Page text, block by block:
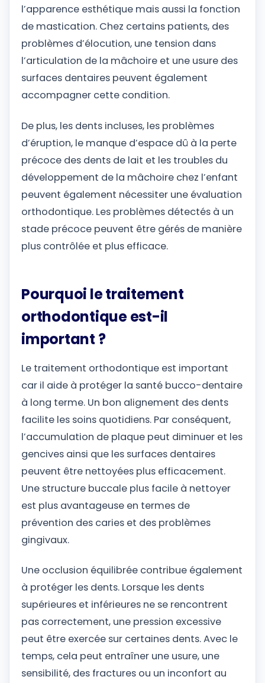
l’apparence esthétique mais aussi la fonction
de mastication. Chez certains patients, des
problèmes d’élocution, une tension dans
l’articulation de la mâchoire et une usure des
surfaces dentaires peuvent également
accompagner cette condition.
De plus, les dents incluses, les problèmes
d’éruption, le manque d’espace dû à la perte
précoce des dents de lait et les troubles du
développement de la mâchoire chez l’enfant
peuvent également nécessiter une évaluation
orthodontique. Les problèmes détectés à un
stade précoce peuvent être gérés de manière
plus contrôlée et plus efficace.
Pourquoi le traitement
orthodontique est-il
important ?
Le traitement orthodontique est important
car il aide à protéger la santé bucco-dentaire
à long terme. Un bon alignement des dents
facilite les soins quotidiens. Par conséquent,
l’accumulation de plaque peut diminuer et les
gencives ainsi que les surfaces dentaires
peuvent être nettoyées plus efficacement.
Une structure buccale plus facile à nettoyer
est plus avantageuse en termes de
prévention des caries et des problèmes
gingivaux.
Une occlusion équilibrée contribue également
à protéger les dents. Lorsque les dents
supérieures et inférieures ne se rencontrent
pas correctement, une pression excessive
peut être exercée sur certaines dents. Avec le
temps, cela peut entraîner une usure, une
sensibilité, des fractures ou un inconfort au